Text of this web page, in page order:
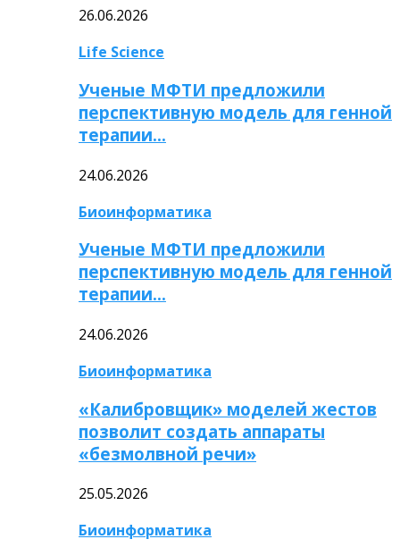
26.06.2026
Life Science
Ученые МФТИ предложили
перспективную модель для генной
терапии…
24.06.2026
Биоинформатика
Ученые МФТИ предложили
перспективную модель для генной
терапии…
24.06.2026
Биоинформатика
«Калибровщик» моделей жестов
позволит создать аппараты
«безмолвной речи»
25.05.2026
Биоинформатика